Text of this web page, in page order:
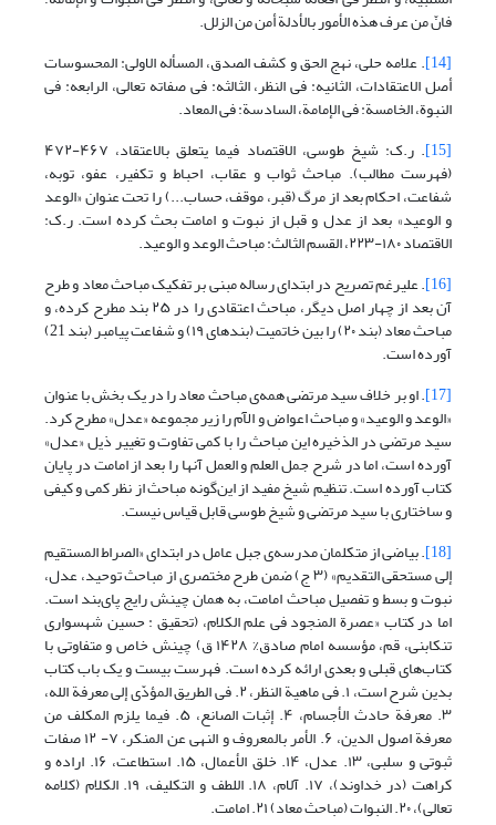
فانّ من عرف هذه الأمور بالأدلة أمن من الزلل.
[14]
. علامه حلی، نهج الحق و کشف الصدق، المسأله الاولی: المحسوسات
أصل الاعتقادات، الثانیه: فی النظر، الثالثه: فی صفاته تعالی، الرابعه: فی
النبوة، الخامسة: فی الإمامة، السادسة: فی المعاد.
[15]
. ر.ک: شیخ طوسی، الاقتصاد فیما یتعلق بالاعتقاد، ۴۶۷-۴۷۲
(فهرست مطالب). مباحث ثواب و عقاب، احباط و تکفیر، عفو، توبه،
شفاعت، احکام بعد از مرگ (قبر، موقف، حساب...) را تحت عنوان «الوعد
و الوعید» بعد از عدل و قبل از نبوت و امامت بحث کرده است. ر.ک:
الاقتصاد ۱۸۰-۲۲۳، القسم الثالث: مباحث الوعد و الوعید.
[16]
. علیرغم تصریح در ابتدای رساله مبنی بر تفکیک مباحث معاد و طرح
آن بعد از چهار اصل دیگر، مباحث اعتقادی را در ۲۵ بند مطرح کرده، و
مباحث معاد (بند ۲۰) را بین خاتمیت (بندهای ۱۹) و شفاعت پیامبر (بند 21)
آورده است.
[17]
. او بر خلاف سید مرتضی همه‌ی مباحث معاد را در یک بخش با عنوان
«الوعد و الوعید» و مباحث اعواض و الآم را زیر مجموعه «عدل» مطرح کرد.
سید مرتضی در الذخیره این مباحث را با کمی تفاوت و تغییر ذیل «عدل»
آورده است، اما در شرح جمل العلم و العمل آنها را بعد از امامت در پایان
کتاب آورده است. تنظیم شیخ مفید از این‌گونه مباحث از نظر کمی و کیفی
و ساختاری با سید مرتضی و شیخ طوسی قابل قیاس نیست.
[18]
. بیاضی از متکلمان مدرسه‌ی جبل عامل در ابتدای «الصراط المستقیم
إلی مستحقی التقدیم» (۳ ج) ضمن طرح مختصری از مباحث توحید، عدل،
نبوت و بسط و تفصیل مباحث امامت، به همان چینش رایج پای‌بند است.
اما در کتاب «عصرة المنجود فی علم الکلام، (تحقیق : حسین شهسواری
تنکابنی، قم، مؤسسه امام صادق% ۱۴۲۸ ق) چینش خاص و متفاوتی با
کتاب‌های قبلی و بعدی ارائه کرده است. فهرست بیست و یک باب کتاب
بدین شرح است، ۱. فی ماهیة النظر، ۲. فی الطریق المؤدّی إلی معرفة الله،
۳. معرفة حادث الأجسام، ۴. إثبات الصانع، ۵. فیما یلزم المکلف من
معرفة اصول الدین، ۶. الأمر بالمعروف و النهی عن المنکر، ۷- ۱۲ صفات
ثبوتی و سلبی، ۱۳. عدل، ۱۴. خلق الأعمال، ۱۵. استطاعت، ۱۶. اراده و
کراهت (در خداوند)، ۱۷. آلام، ۱۸. اللطف و التکلیف، ۱۹. الکلام (کلامه
تعالی)، ۲۰. النبوات (مباحث معاد) ۲۱. امامت.